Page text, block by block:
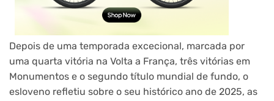
Depois de uma temporada excecional, marcada por
uma quarta vitória na Volta a França, três vitórias em
Monumentos e o segundo título mundial de fundo, o
esloveno refletiu sobre o seu histórico ano de 2025, as